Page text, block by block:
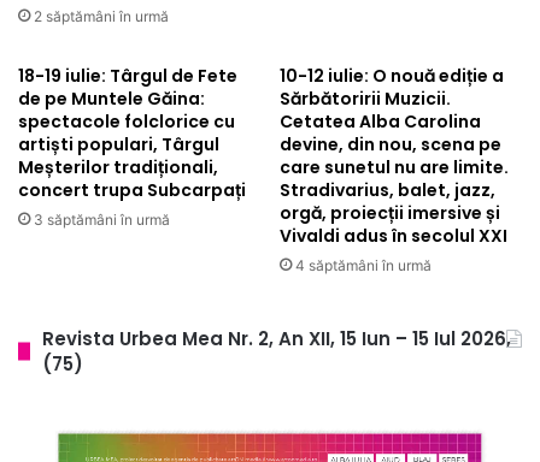
2 săptămâni în urmă
18-19 iulie: Târgul de Fete
de pe Muntele Găina:
spectacole folclorice cu
artiști populari, Târgul
Meșterilor tradiționali,
concert trupa Subcarpați
3 săptămâni în urmă
10-12 iulie: O nouă ediție a
Sărbătoririi Muzicii.
Cetatea Alba Carolina
devine, din nou, scena pe
care sunetul nu are limite.
Stradivarius, balet, jazz,
orgă, proiecții imersive și
Vivaldi adus în secolul XXI
4 săptămâni în urmă
Revista Urbea Mea Nr. 2, An XII, 15 Iun – 15 Iul 2026,
(75)